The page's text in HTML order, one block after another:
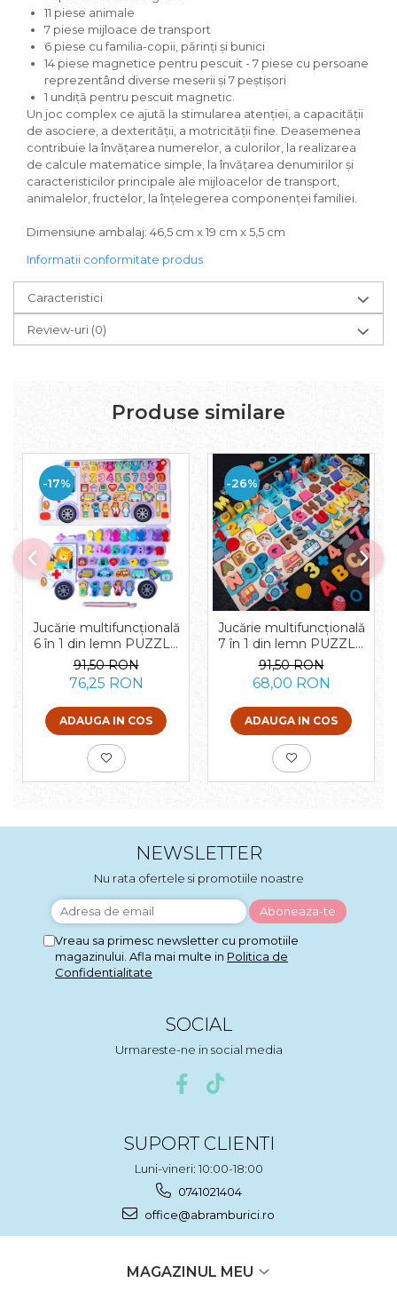
11 piese animale
7 piese mijloace de transport
6 piese cu familia-copii, părinţi şi bunici
14 piese magnetice pentru pescuit - 7 piese cu persoane
reprezentând diverse meserii şi 7 peştişori
1 undiţă pentru pescuit magnetic.
Un joc complex ce ajută la stimularea atenției, a capacității
de asociere, a dexterității, a motricității fine. Deasemenea
contribuie la învățarea numerelor, a culorilor, la realizarea
de calcule matematice simple, la învățarea denumirilor și
caracteristicilor principale ale mijloacelor de transport,
animalelor, fructelor, la înţelegerea componenţei familiei.
Dimensiune ambalaj: 46,5 cm x 19 cm x 5,5 cm
Informatii conformitate produs
Caracteristici
Review-uri (0)
Produse similare
-17%
Jucărie multifuncțională
6 în 1 din lemn PUZZLE
3D, JOC DE STIVUIT,
JOC DE PESCUIT
MAGNETIC -
AMBULANTA
91,50 RON
76,25 RON
ADAUGA IN COS
-26%
Jucărie multifuncțională
7 în 1 din lemn PUZZLE
3D, JOC DE STIVUIT,
JOC DE PESCUIT
MAGNETIC - MIJLOACE
DE TRANSPORT
91,50 RON
68,00 RON
ADAUGA IN COS
NEWSLETTER
Nu rata ofertele si promotiile noastre
Vreau sa primesc newsletter cu promotiile
magazinului. Afla mai multe in Politica de
Confidentialitate
SOCIAL
Urmareste-ne in social media
SUPORT CLIENTI
Luni-vineri: 10:00-18:00
0741021404
office@abramburici.ro
MAGAZINUL MEU